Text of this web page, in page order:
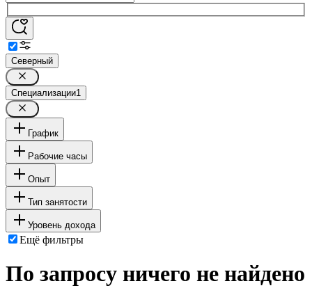
Северный
Специализации1
График
Рабочие часы
Опыт
Тип занятости
Уровень дохода
Ещё фильтры
По запросу ничего не найдено